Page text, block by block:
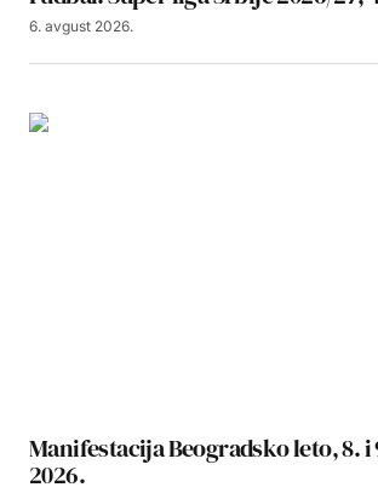
6. avgust 2026.
Manifestacija Beogradsko leto, 8. i
2026.